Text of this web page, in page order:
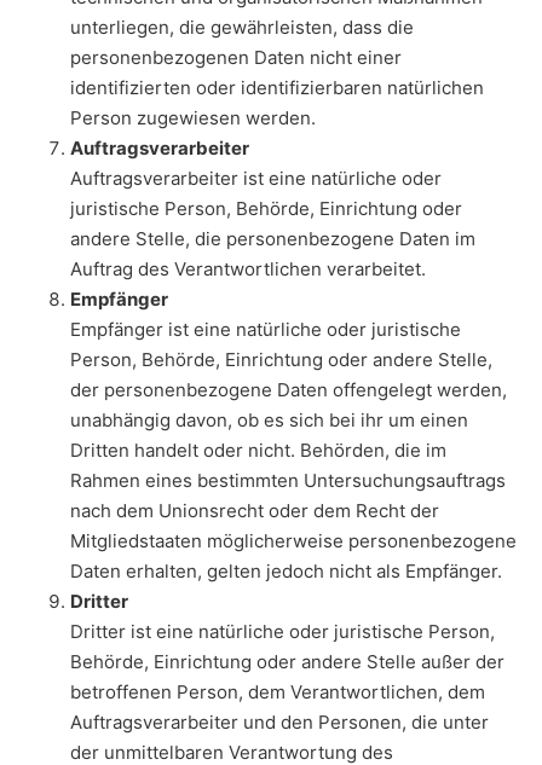
unterliegen, die gewährleisten, dass die
personenbezogenen Daten nicht einer
identifizierten oder identifizierbaren natürlichen
Person zugewiesen werden.
Auftragsverarbeiter
Auftragsverarbeiter ist eine natürliche oder
juristische Person, Behörde, Einrichtung oder
andere Stelle, die personenbezogene Daten im
Auftrag des Verantwortlichen verarbeitet.
Empfänger
Empfänger ist eine natürliche oder juristische
Person, Behörde, Einrichtung oder andere Stelle,
der personenbezogene Daten offengelegt werden,
unabhängig davon, ob es sich bei ihr um einen
Dritten handelt oder nicht. Behörden, die im
Rahmen eines bestimmten Untersuchungsauftrags
nach dem Unionsrecht oder dem Recht der
Mitgliedstaaten möglicherweise personenbezogene
Daten erhalten, gelten jedoch nicht als Empfänger.
Dritter
Dritter ist eine natürliche oder juristische Person,
Behörde, Einrichtung oder andere Stelle außer der
betroffenen Person, dem Verantwortlichen, dem
Auftragsverarbeiter und den Personen, die unter
der unmittelbaren Verantwortung des